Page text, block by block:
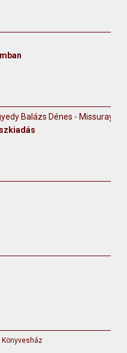
Balázs Dénes - Missuray-
Könyvesház